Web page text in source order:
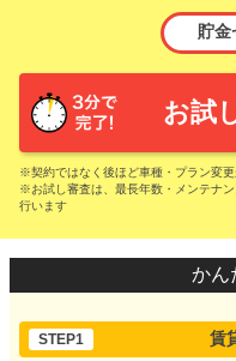
貯金
お試
※契約ではなく後ほど車種・プラン変
※お試し審査は、最長年数・メンテナ
行います
かん
STEP1 賃